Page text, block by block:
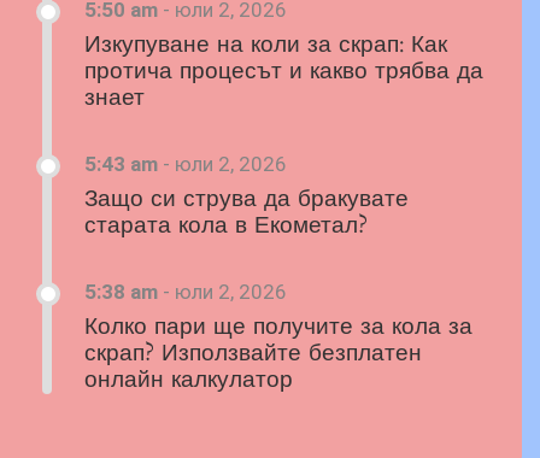
5:50 am - юли 2, 2026
Изкупуване на коли за скрап: Как
протича процесът и какво трябва да
знает
5:43 am - юли 2, 2026
Защо си струва да бракувате
старата кола в Екометал?
5:38 am - юли 2, 2026
Колко пари ще получите за кола за
скрап? Използвайте безплатен
онлайн калкулатор